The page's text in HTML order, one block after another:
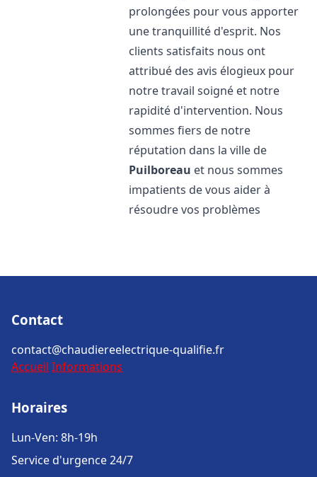
prolongées pour vous apporter
une tranquillité d'esprit. Nos
clients satisfaits nous ont
attribué des avis élogieux pour
notre travail soigné et notre
rapidité d'intervention. Nous
sommes fiers de notre
réputation dans la ville de
Puilboreau et nous sommes
impatients de vous aider à
résoudre vos problèmes
Contact
contact@chaudiereelectrique-qualifie.fr
Accueil Informations
Horaires
Lun-Ven: 8h-19h
Service d'urgence 24/7